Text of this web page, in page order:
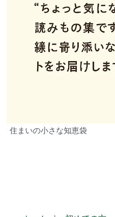
住まいの小さな知恵袋